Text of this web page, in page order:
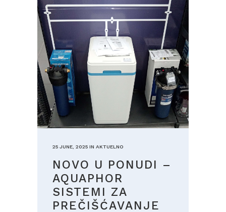
25 JUNE, 2025 IN AKTUELNO
NOVO U PONUDI –
AQUAPHOR
SISTEMI ZA
PREČIŠĆAVANJE